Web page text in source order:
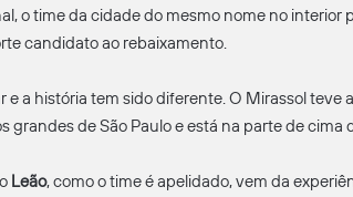
o time da cidade do mesmo nome no
candidato ao rebaixamento.
e a história tem sido diferente. O Mirassol teve
grandes de São Paulo e está na parte de cima
Leão, como o time é apelidado, vem da